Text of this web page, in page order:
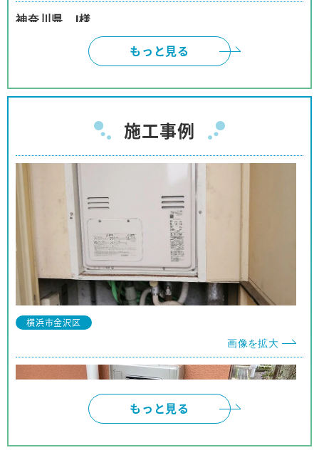
神奈川県 I様
インターネットは、頼みにくいと、思っておりまし
たが、御社のように対応して頂けると、有り難いで
す。本当に有り難うございました。
神奈川県 W様
注文、施工まで安心してお取り引きが出来ました。
商品購入の予定の友人、親戚等に紹介をしても良い
と思っております。
神奈川県 I様
事前の対応から工事に至るまでほぼパーフェクトな
対応でした。
対応も押し付けがましくなく、工事の方も親切で、
他の人にも安心して推薦できます。
もっと見る
施工事例
横浜市金沢区
画像を拡大
もっと見る